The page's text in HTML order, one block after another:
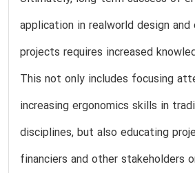
application in realworld design
projects requires increased
This not only includes focusing
increasing ergonomics skills in
disciplines, but also educating
financiers and other stakeholders